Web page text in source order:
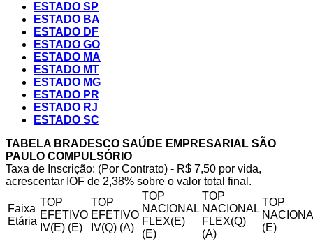
ESTADO SP
ESTADO BA
ESTADO DF
ESTADO GO
ESTADO MA
ESTADO MT
ESTADO MG
ESTADO PR
ESTADO RJ
ESTADO SC
TABELA BRADESCO SAÚDE EMPRESARIAL SÃO
PAULO COMPULSÓRIO
Taxa de Inscrição: (Por Contrato) - R$ 7,50 por vida,
acrescentar IOF de 2,38% sobre o valor total final.
Faixa
Etária
TOP
EFETIVO
IV(E) (E)
TOP
EFETIVO
IV(Q) (A)
TOP
NACIONAL
FLEX(E)
(E)
TOP
NACIONAL
FLEX(Q)
(A)
TOP
(E)